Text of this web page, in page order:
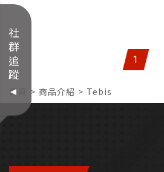
1
首頁 商品介紹 Tebis
社群追蹤